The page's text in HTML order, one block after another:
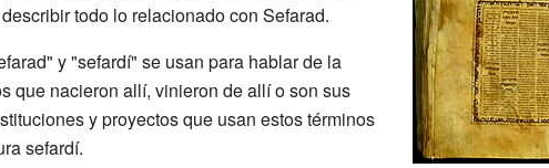
todo lo relacionado con Sefarad.
y "sefardí" se usan para hablar de la
que nacieron allí, vinieron de allí o son sus
y proyectos que usan estos términos
sefardí.